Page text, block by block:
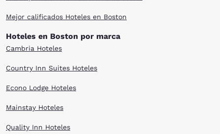
Mejor calificados Hoteles en Boston
Hoteles en Boston por marca
Cambria Hoteles
Country Inn Suites Hoteles
Econo Lodge Hoteles
Mainstay Hoteles
Quality Inn Hoteles